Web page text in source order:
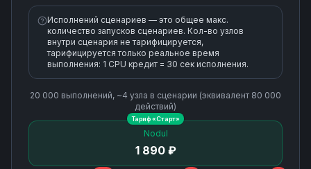
Исполнений сценариев — это общее макс.
количество запусков сценариев. Кол-во узлов
внутри сценария не тарифицируется,
тарифицируется только реальное время
выполнения: 1 CPU кредит = 30 сек исполнения.
20 000 выполнений, ~4 узла в сценарии (эквивалент 80 000
действий)
Nodul
1 890 ₽
Тариф «Старт»